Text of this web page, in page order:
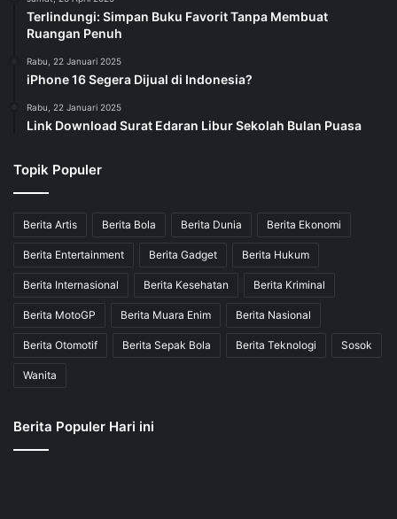
Terlindungi: Simpan Buku Favorit Tanpa Membuat
Ruangan Penuh
Rabu, 22 Januari 2025
iPhone 16 Segera Dijual di Indonesia?
Rabu, 22 Januari 2025
Link Download Surat Edaran Libur Sekolah Bulan Puasa
Topik Populer
Berita Artis Berita Bola Berita Dunia Berita Ekonomi
Berita Entertainment Berita Gadget Berita Hukum
Berita Internasional Berita Kesehatan Berita Kriminal
Berita MotoGP Berita Muara Enim Berita Nasional
Berita Otomotif Berita Sepak Bola Berita Teknologi Sosok
Wanita
Berita Populer Hari ini